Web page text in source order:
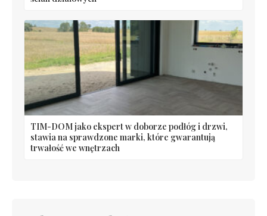
TIM-DOM jako ekspert w doborze podłóg i drzwi,
stawia na sprawdzone marki, które gwarantują
trwałość we wnętrzach